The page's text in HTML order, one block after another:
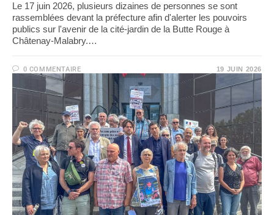
Le 17 juin 2026, plusieurs dizaines de personnes se sont
rassemblées devant la préfecture afin d'alerter les pouvoirs
publics sur l'avenir de la cité-jardin de la Butte Rouge à
Châtenay-Malabry.…
0 COMMENTAIRE 19 JUIN 2026